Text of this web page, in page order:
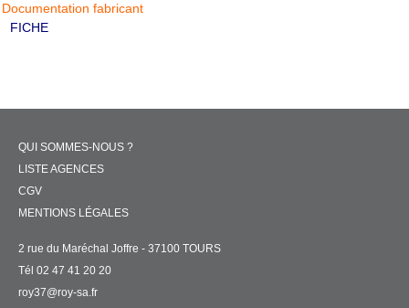
Documentation fabricant
FICHE
QUI SOMMES-NOUS ?
LISTE AGENCES
CGV
MENTIONS LÉGALES
2 rue du Maréchal Joffre - 37100 TOURS
Tél 02 47 41 20 20
roy37@roy-sa.fr